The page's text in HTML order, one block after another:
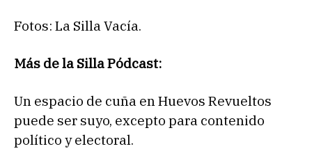
Fotos: La Silla Vacía.
Más de la Silla Pódcast:
Un espacio de cuña en Huevos Revueltos
puede ser suyo, excepto para contenido
político y electoral.